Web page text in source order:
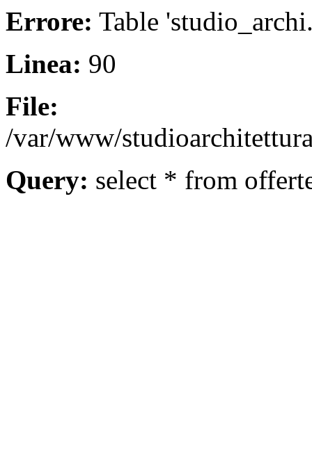
Errore: Table
Linea: 90
File:
/var/www/
Query: select * from